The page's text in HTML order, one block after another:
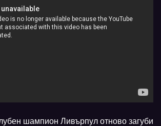
шампион Ливърпул отново загуби